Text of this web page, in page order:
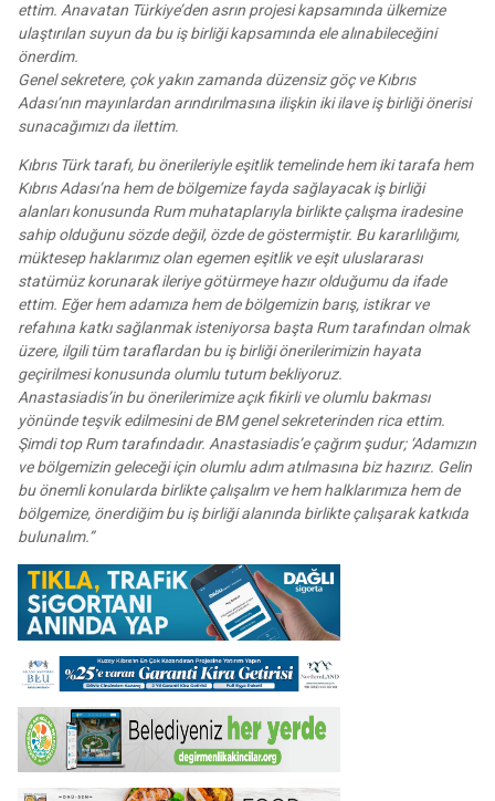
ettim. Anavatan Türkiye’den asrın projesi kapsamında ülkemize
ulaştırılan suyun da bu iş birliği kapsamında ele alınabileceğini
önerdim.
Genel sekretere, çok yakın zamanda düzensiz göç ve Kıbrıs
Adası’nın mayınlardan arındırılmasına ilişkin iki ilave iş birliği önerisi
sunacağımızı da ilettim.
Kıbrıs Türk tarafı, bu önerileriyle eşitlik temelinde hem iki tarafa hem
Kıbrıs Adası’na hem de bölgemize fayda sağlayacak iş birliği
alanları konusunda Rum muhataplarıyla birlikte çalışma iradesine
sahip olduğunu sözde değil, özde de göstermiştir. Bu kararlılığımı,
müktesep haklarımız olan egemen eşitlik ve eşit uluslararası
statümüz korunarak ileriye götürmeye hazır olduğumu da ifade
ettim. Eğer hem adamıza hem de bölgemizin barış, istikrar ve
refahına katkı sağlanmak isteniyorsa başta Rum tarafından olmak
üzere, ilgili tüm taraflardan bu iş birliği önerilerimizin hayata
geçirilmesi konusunda olumlu tutum bekliyoruz.
Anastasiadis’in bu önerilerimize açık fikirli ve olumlu bakması
yönünde teşvik edilmesini de BM genel sekreterinden rica ettim.
Şimdi top Rum tarafındadır. Anastasiadis’e çağrım şudur; ‘Adamızın
ve bölgemizin geleceği için olumlu adım atılmasına biz hazırız. Gelin
bu önemli konularda birlikte çalışalım ve hem halklarımıza hem de
bölgemize, önerdiğim bu iş birliği alanında birlikte çalışarak katkıda
bulunalım.”